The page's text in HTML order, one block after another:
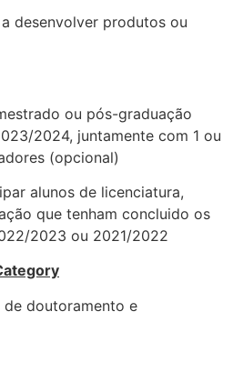
a desenvolver produtos ou
ou pós-graduação
2024, juntamente com 1 ou
(opcional)
alunos de licenciatura,
que tenham concluido os
2023 ou 2021/2022
doutoramento e